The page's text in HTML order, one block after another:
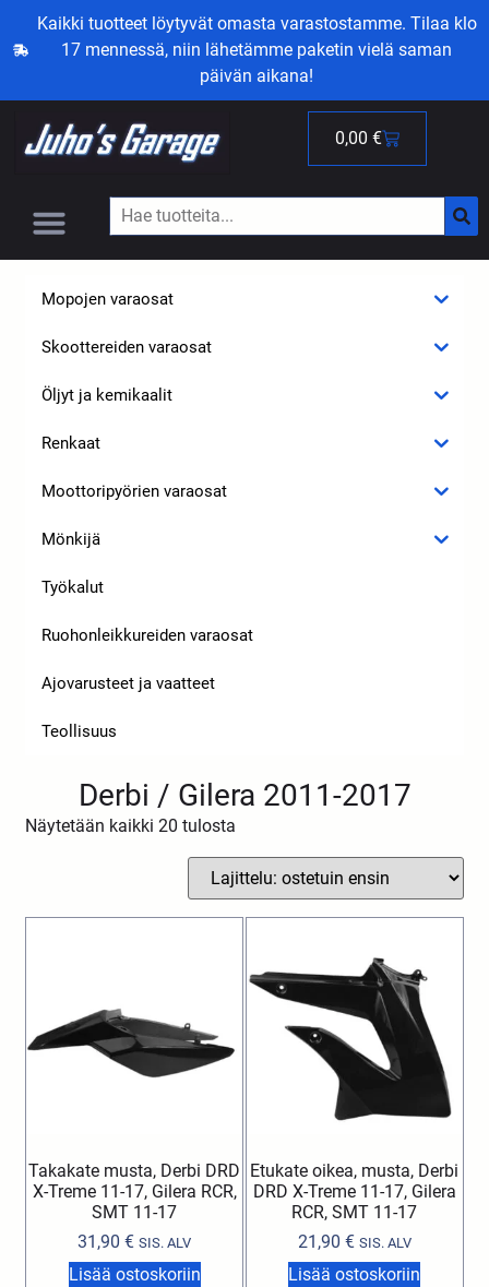
Kaikki tuotteet löytyvät omasta varastostamme. Tilaa klo
17 mennessä, niin lähetämme paketin vielä saman
päivän aikana!
0,00 €
Mopojen varaosat
Skoottereiden varaosat
Öljyt ja kemikaalit
Renkaat
Moottoripyörien varaosat
Mönkijä
Työkalut
Ruohonleikkureiden varaosat
Ajovarusteet ja vaatteet
Teollisuus
Derbi / Gilera 2011-2017
Näytetään kaikki 20 tulosta
Takakate musta, Derbi DRD
X-Treme 11-17, Gilera RCR,
SMT 11-17
31,90€ SIS. ALV
Lisää ostoskoriin
Etukate oikea, musta, Derbi
DRD X-Treme 11-17, Gilera
RCR, SMT 11-17
21,90 € SIS. ALV
Lisää ostoskoriin